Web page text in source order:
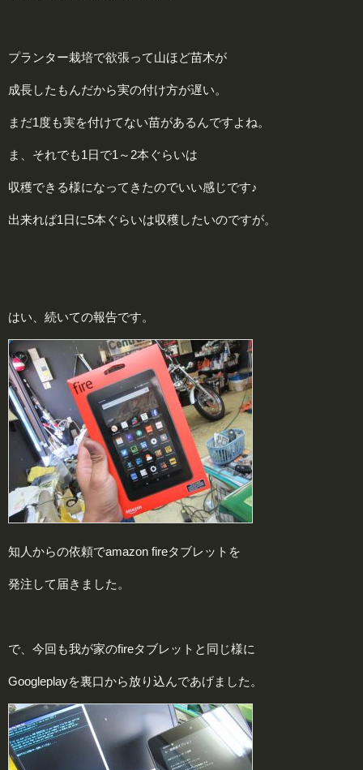
プランター栽培で欲張って山ほど苗木が
成長したもんだから実の付け方が遅い。
まだ1度も実を付けてない苗があるんですよね。
ま、それでも1日で1～2本ぐらいは
収穫できる様になってきたのでいい感じです♪
出来れば1日に5本ぐらいは収穫したいのですが。
はい、続いての報告です。
知人からの依頼でamazon fireタブレットを
発注して届きました。
で、今回も我が家のfireタブレットと同じ様に
Googleplayを裏口から放り込んであげました。